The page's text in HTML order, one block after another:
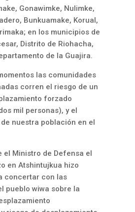
Gonawimke, Nulimke,
Bunkuamake, Korual,
en los municipios de
Distrito de Riohacha,
de la Guajira.
las comunidades
corren el riesgo de un
forzado
mil personas), y el
nuestra población en el
el Ministro de Defensa el
en Atshintujkua hizo
concertar con las
pueblo wiwa sobre la